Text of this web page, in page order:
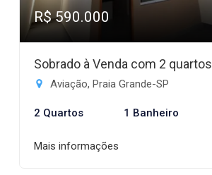
R$ 590.000
Sobrado à Venda com 2 quartos
Aviação, Praia Grande-SP
2 Quartos 1 Banheiro
Mais informações